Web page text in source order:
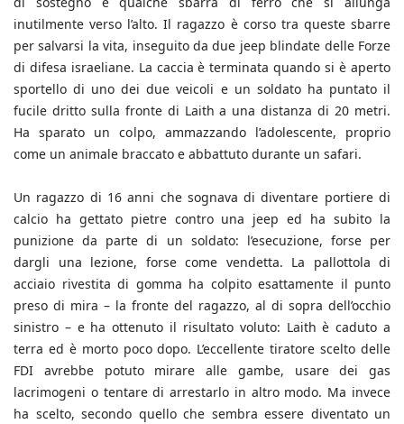
inutilmente verso l’alto. Il ragazzo è corso tra queste sbarre
per salvarsi la vita, inseguito da due jeep blindate delle Forze
di difesa israeliane. La caccia è terminata quando si è aperto
sportello di uno dei due veicoli e un soldato ha puntato il
fucile dritto sulla fronte di Laith a una distanza di 20 metri.
Ha sparato un colpo, ammazzando l’adolescente, proprio
come un animale braccato e abbattuto durante un safari.
Un ragazzo di 16 anni che sognava di diventare portiere di
calcio ha gettato pietre contro una jeep ed ha subito la
punizione da parte di un soldato: l’esecuzione, forse per
dargli una lezione, forse come vendetta. La pallottola di
acciaio rivestita di gomma ha colpito esattamente il punto
preso di mira – la fronte del ragazzo, al di sopra dell’occhio
sinistro – e ha ottenuto il risultato voluto: Laith è caduto a
terra ed è morto poco dopo. L’eccellente tiratore scelto delle
FDI avrebbe potuto mirare alle gambe, usare dei gas
lacrimogeni o tentare di arrestarlo in altro modo. Ma invece
ha scelto, secondo quello che sembra essere diventato un